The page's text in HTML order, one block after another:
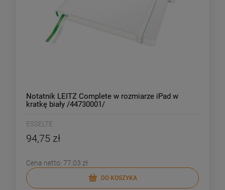
Notatnik LEITZ Complete w rozmiarze iPad w
kratkę biały /44730001/
ESSELTE
94,75 zł
Cena netto: 77,03 zł
DO KOSZYKA